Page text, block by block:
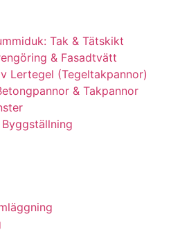
Tak & Tätskikt
& Fasadtvätt
Lertegel (Tegeltakpannor)
& Takpannor